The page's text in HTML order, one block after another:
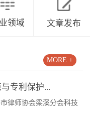
领域 文章发布
专利保护...
律师协会梁溪分会科技
MORE +